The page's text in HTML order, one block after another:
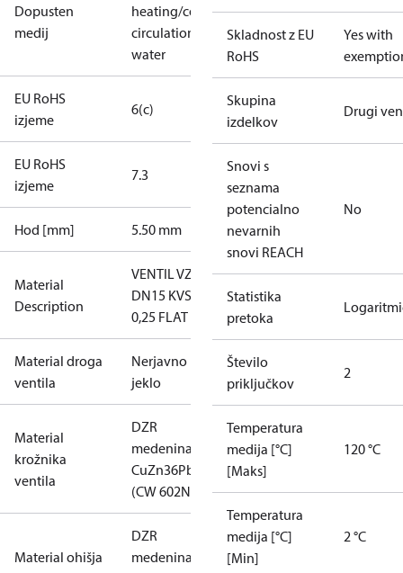
Dopusten
medij
heating/cooling
circulation
water
EU RoHS
izjeme
6(c)
EU RoHS
izjeme
7.3
Hod [mm] 5.50 mm
Material
Description
VENTIL VZ2
DN15 KVS
0,25 FLAT
Material droga
ventila
Nerjavno
jeklo
Material
krožnika
ventila
DZR
medenina
CuZn36Pb2AS
(CW 602N)
Material ohišja
DZR
medenina
Skladnost z EU
RoHS
Yes with
Skupina
izdelkov
Drugi
Snovi s
seznama
potencialno
nevarnih
snovi REACH
No
Statistika
pretoka
Število
priključkov
2
Temperatura
medija [°C]
[Maks]
120 °C
Temperatura
medija [°C]
[Min]
2 °C